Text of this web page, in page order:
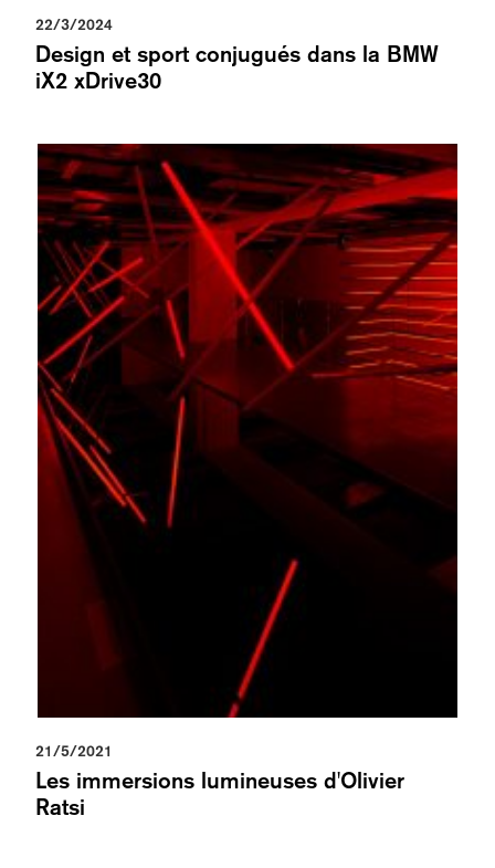
22/3/2024
Design et sport conjugués dans la BMW
iX2 xDrive30
21/5/2021
Les immersions lumineuses d'Olivier
Ratsi